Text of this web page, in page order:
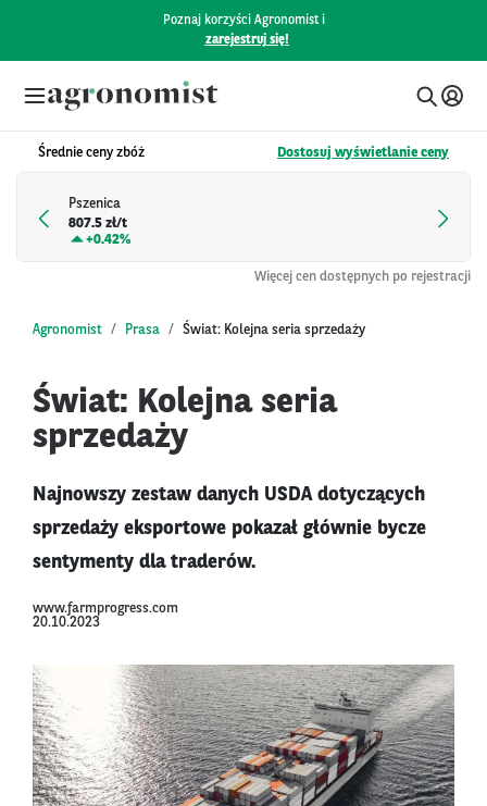
Poznaj korzyści Agronomist i
zarejestruj się!
Średnie ceny zbóż Dostosuj wyświetlanie ceny
Pszenica
807.5 zł/t
+0.42%
Więcej cen dostępnych po rejestracji
Agronomist Prasa Świat: Kolejna seria sprzedaży
Świat: Kolejna seria
sprzedaży
Najnowszy zestaw danych USDA dotyczących
sprzedaży eksportowe pokazał głównie bycze
sentymenty dla traderów.
www.farmprogress.com
20.10.2023